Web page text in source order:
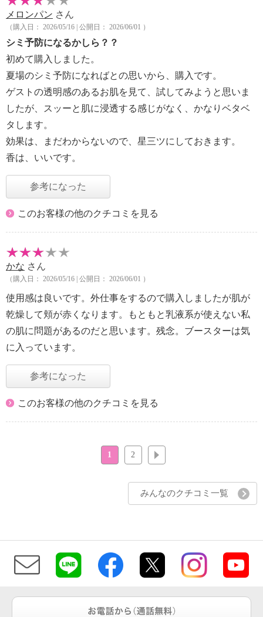
メロンパン さん
（購入日： 2026/05/16 | 公開日： 2026/06/01 ）
シミ予防になるかしら？？
初めて購入しました。
夏場のシミ予防になればとの思いから、購入です。
ゲストの透明感のあるお肌を見て、試してみようと思いま
したが、スッーと肌に浸透する感じがなく、かなりベタベ
タします。
効果は、まだわからないので、星三ツにしておきます。
香は、いいです。
参考になった
このお客様の他のクチコミを見る
かな さん
（購入日： 2026/05/16 | 公開日： 2026/06/01 ）
使用感は良いです。外仕事をするので購入しましたが肌が
乾燥して頬が赤くなります。もともと乳液系が使えない私
の肌に問題があるのだと思います。残念。ブースターは気
に入っています。
参考になった
このお客様の他のクチコミを見る
1 2
みんなのクチコミ一覧